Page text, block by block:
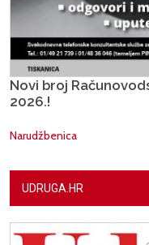
Novi broj
2026.!
Narudžbenica
UDRUGA.HR